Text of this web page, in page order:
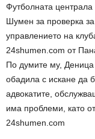
Футболната централа
Шумен за проверка
управлението на
24shumen.com от
По думите му,
обадила с искане да
адвокатите,
има проблеми, като
24shumen.com